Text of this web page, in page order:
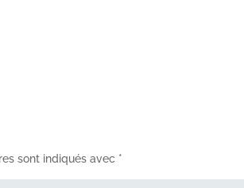
sont indiqués avec *